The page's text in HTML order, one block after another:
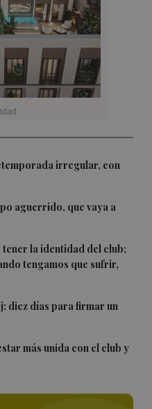
irregular, con
aguerrido, que vaya a
la identidad del club;
tengamos que sufrir,
diez días para firmar un
más unida con el club y